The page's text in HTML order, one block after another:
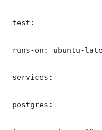
test:
runs-on: ubuntu-
services:
postgres: